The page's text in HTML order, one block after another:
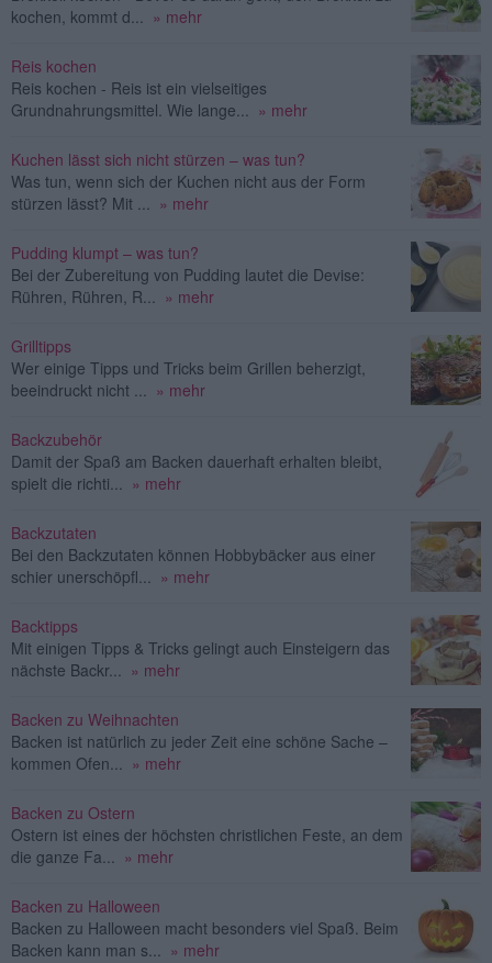
kochen, kommt d... » mehr
Reis kochen
Reis kochen - Reis ist ein vielseitiges
Grundnahrungsmittel. Wie lange... » mehr
Kuchen lässt sich nicht stürzen – was tun?
Was tun, wenn sich der Kuchen nicht aus der Form
stürzen lässt? Mit ... » mehr
Pudding klumpt – was tun?
Bei der Zubereitung von Pudding lautet die Devise:
Rühren, Rühren, R... » mehr
Grilltipps
Wer einige Tipps und Tricks beim Grillen beherzigt,
beeindruckt nicht ... » mehr
Backzubehör
Damit der Spaß am Backen dauerhaft erhalten bleibt,
spielt die richti... » mehr
Backzutaten
Bei den Backzutaten können Hobbybäcker aus einer
schier unerschöpfl... » mehr
Backtipps
Mit einigen Tipps & Tricks gelingt auch Einsteigern das
nächste Backr... » mehr
Backen zu Weihnachten
Backen ist natürlich zu jeder Zeit eine schöne Sache –
kommen Ofen... » mehr
Backen zu Ostern
Ostern ist eines der höchsten christlichen Feste, an dem
die ganze Fa... » mehr
Backen zu Halloween
Backen zu Halloween macht besonders viel Spaß. Beim
Backen kann man s... » mehr